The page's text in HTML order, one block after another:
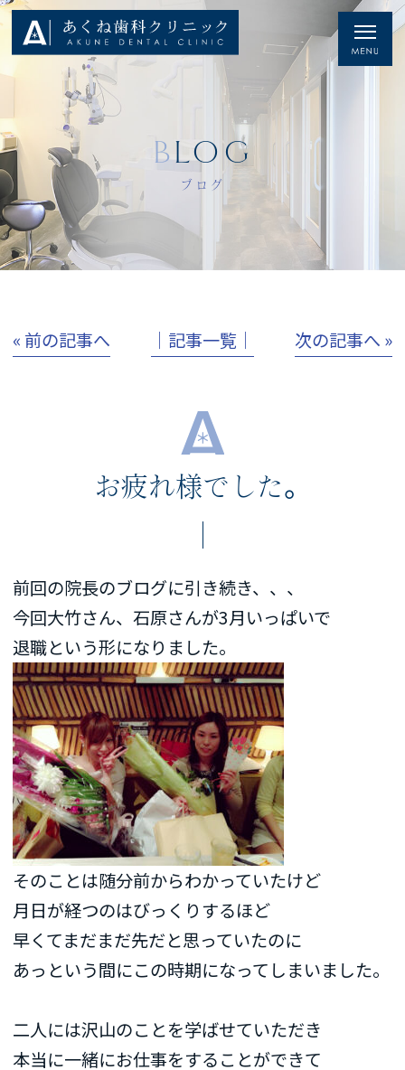
BLOG
ブログ
« 前の記事へ │記事一覧│ 次の記事へ »
お疲れ様でした。
前回の院長のブログに引き続き、、、
今回大竹さん、石原さんが3月いっぱいで
退職という形になりました。
そのことは随分前からわかっていたけど
月日が経つのはびっくりするほど
早くてまだまだ先だと思っていたのに
あっという間にこの時期になってしまいました。
二人には沢山のことを学ばせていただき
本当に一緒にお仕事をすることができて